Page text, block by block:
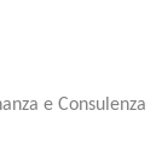
e Consulenza